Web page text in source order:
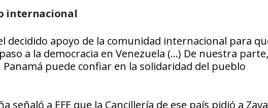
internacional
decidido apoyo de la comunidad internacional para
a la democracia en Venezuela (…) De nuestra
puede confiar en la solidaridad del pueblo
a EFE que la Cancillería de ese país pidió a